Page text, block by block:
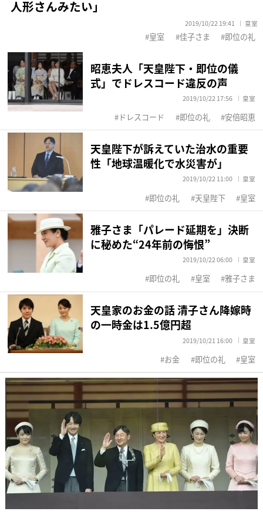
人形さんみたい」
2019/10/22 19:41 皇室
皇室 佳子さま 即位の礼
昭恵夫人「天皇陛下・即位の儀
式」でドレスコード違反の声
2019/10/22 17:56 皇室
ドレスコード 即位の礼 安倍昭恵
天皇陛下が訴えていた治水の重要
性「地球温暖化で水災害が」
2019/10/22 11:00 皇室
即位の礼 天皇陛下 皇室
雅子さま「パレード延期を」決断
に秘めた“24年前の悔恨”
2019/10/22 06:00 皇室
即位の礼 皇室 雅子さま
天皇家のお金の話 清子さん降嫁時
の一時金は1.5億円超
2019/10/21 16:00 皇室
お金 即位の礼 皇室